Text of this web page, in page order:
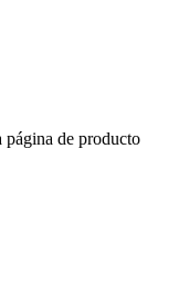
página de producto